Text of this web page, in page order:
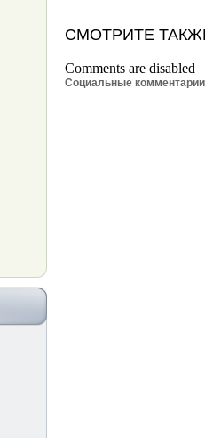
СМОТРИТЕ
Comments are disabled
Социальные